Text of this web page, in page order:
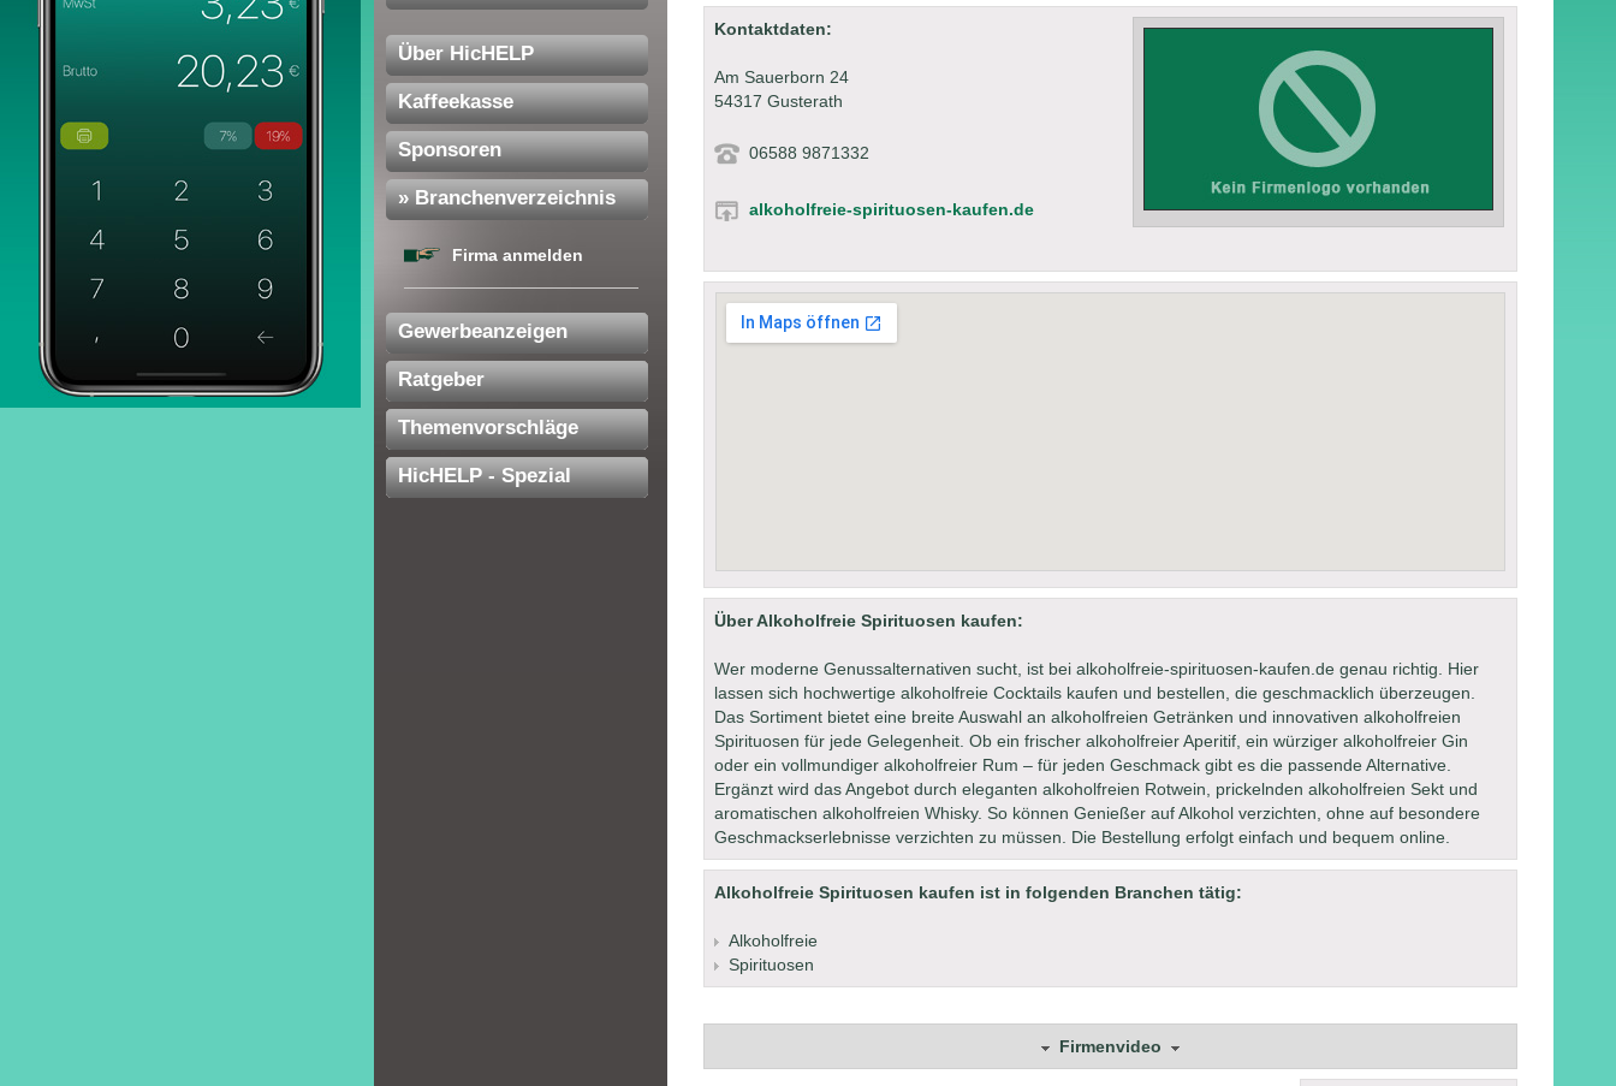
Über HicHELP
Kaffeekasse
Sponsoren
» Branchenverzeichnis
Firma anmelden
Gewerbeanzeigen
Ratgeber
Themenvorschläge
HicHELP - Spezial
Kontaktdaten:
Am Sauerborn 24
54317 Gusterath
06588 9871332
alkoholfreie-spirituosen-kaufen.de
Über Alkoholfreie Spirituosen kaufen:
Wer moderne Genussalternativen sucht, ist bei alkoholfreie-spirituosen-kaufen.de genau richtig. Hier
lassen sich hochwertige alkoholfreie Cocktails kaufen und bestellen, die geschmacklich überzeugen.
Das Sortiment bietet eine breite Auswahl an alkoholfreien Getränken und innovativen alkoholfreien
Spirituosen für jede Gelegenheit. Ob ein frischer alkoholfreier Aperitif, ein würziger alkoholfreier Gin
oder ein vollmundiger alkoholfreier Rum – für jeden Geschmack gibt es die passende Alternative.
Ergänzt wird das Angebot durch eleganten alkoholfreien Rotwein, prickelnden alkoholfreien Sekt und
aromatischen alkoholfreien Whisky. So können Genießer auf Alkohol verzichten, ohne auf besondere
Geschmackserlebnisse verzichten zu müssen. Die Bestellung erfolgt einfach und bequem online.
Alkoholfreie Spirituosen kaufen ist in folgenden Branchen tätig:
Alkoholfreie
Spirituosen
Firmenvideo